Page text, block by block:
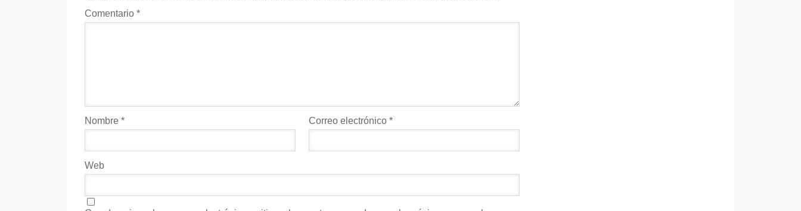
Comentario *
Nombre * Correo electrónico *
Web